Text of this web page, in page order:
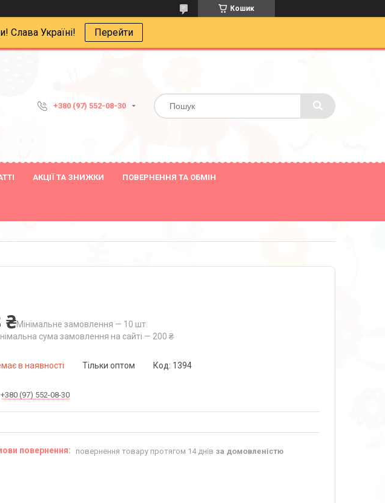
Кошик
Слава Україні! Перейти
+380 (97) 552-08-30
АКЦІЇ ТА ЗНИЖКИ ПОВЕРНЕННЯ ТА ОБМІН
₴Мінімальне замовлення — 10 шт.
сума замовлення на сайті — 200 ₴
в наявності Тільки оптом Код: 1394
+380 (97) 552-08-30
повернення товару протягом 14 днів за домовленістю